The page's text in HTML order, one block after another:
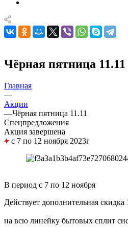
Чёрная пятница 11.11
Главная
—
Акции
—Чёрная пятница 11.11
Спецпредложения
Акция завершена
с 7 по 12 ноября 2023г
В период с 7 по 12 ноября
Действует дополнительная скидка
на всю линейку бытовых сплит